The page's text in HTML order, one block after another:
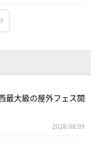
最大級の屋外フェス開
2026.08.09